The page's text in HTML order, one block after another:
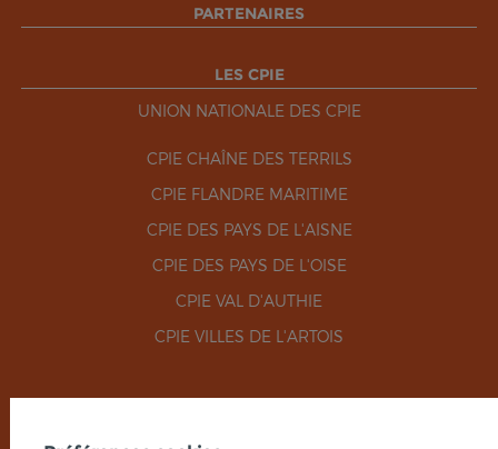
PARTENAIRES
LES CPIE
UNION NATIONALE DES CPIE
CPIE CHAÎNE DES TERRILS
CPIE FLANDRE MARITIME
CPIE DES PAYS DE L'AISNE
CPIE DES PAYS DE L'OISE
CPIE VAL D'AUTHIE
CPIE VILLES DE L'ARTOIS